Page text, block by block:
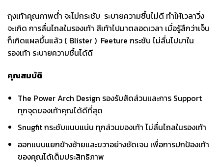
ถุงเท้าคุณภาพต่ำ จะไม่กระชับ ระบายความชื้นไม่ดี ทำให้เวลาวิ่ง
จะเกิด การลื่นไถลในรองเท้า สีเท้าไปมาตลอดเวลา เมื่อรู้สึกว่าเจ็บ
ก็เกิดแผลขึ้นแล้ว ( Blister ) Feeture กระชับ ไม่ลื่นไปมาใน
รองเท้า ระบายความชื้นได้ดี
คุณสมบัติ
The Power Arch Design รองรับสัดส่วนและการ Support
ทุกจุดของเท้าคุณได้ดีที่สุด
Snugfit กระชับแนบแน่น ทุกส่วนของเท้า ไม่ลื่นไถลในรองเท้า
ออกแบบแยกข้างซ้ายและขวาอย่างชัดเจน เพื่อการปกป้องเท้า
ของคุณได้เต็มประสิทธิภาพ